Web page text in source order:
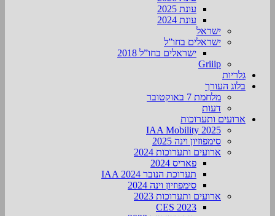
עונת 2025
עונת 2024
ישראל
ישראלים בחו”ל
ישראלים בחו”ל 2018
Griiip
גלריות
בלוג העורך
מלחמת 7 באוקטובר
דעות
ארועים ותערוכות
2025 IAA Mobility
סימפוזיון וינה 2025
ארועים ותערוכות 2024
פאריס 2024
תערוכת הנובר IAA 2024
סימפוזיון וינה 2024
ארועים ותערוכות 2023
CES 2023